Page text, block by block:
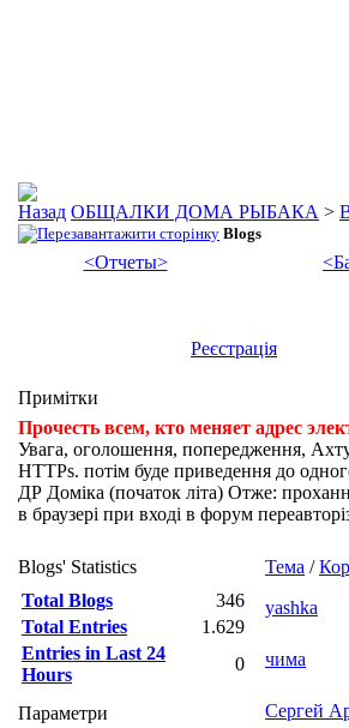
ОБЩАЛКИ ДОМА РЫБАКА >
Blogs
<Отчеты>
Реєстрація
Примітки
Прочесть всем, кто меняет адрес
Увага, оголошення, попередження,
HTTPs. потім буде приведення до
ДР Доміка (початок літа) Отже:
в браузері при вході в форум
Тема /
yashka
чима
Сергей
Blogs' Statistics
Total Blogs
346
Total Entries
1.629
Entries in Last 24
Hours
0
Параметри